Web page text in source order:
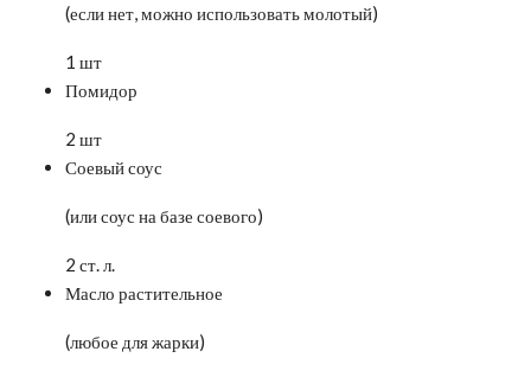
(если нет, можно использовать молотый)
1 шт
Помидор
2 шт
Соевый соус
(или соус на базе соевого)
2 ст. л.
Масло растительное
(любое для жарки)